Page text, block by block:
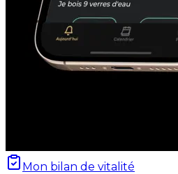
Mon bilan de vitalité